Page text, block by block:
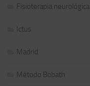
Fisioterapia neurológica
Ictus
Madrid
Método Bobath